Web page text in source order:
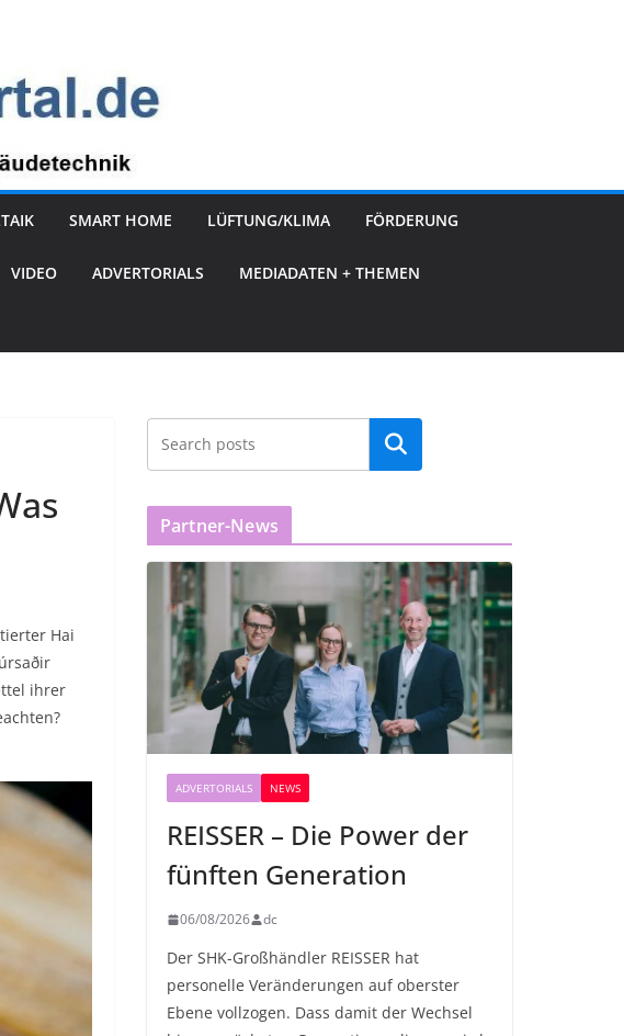
SMART HOME LÜFTUNG/KLIMA FÖRDERUNG
VIDEO ADVERTORIALS MEDIADATEN + THEMEN
Hai
ihrer
Partner-News
ADVERTORIALS NEWS
REISSER – Die Power der
fünften Generation
06/08/2026 dc
Der SHK-Großhändler REISSER hat
personelle Veränderungen auf oberster
Ebene vollzogen. Dass damit der Wechsel